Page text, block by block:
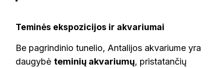
Teminės ekspozicijos ir akvariumai
Be pagrindinio tunelio, Antalijos akvariume yra
daugybė teminių akvariumų, pristatančių